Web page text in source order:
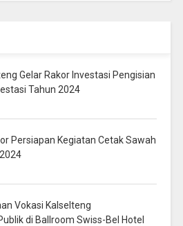
Gelar Rakor Investasi Pengisian
Tahun 2024
Persiapan Kegiatan Cetak Sawah
Vokasi Kalselteng
di Ballroom Swiss-Bel Hotel